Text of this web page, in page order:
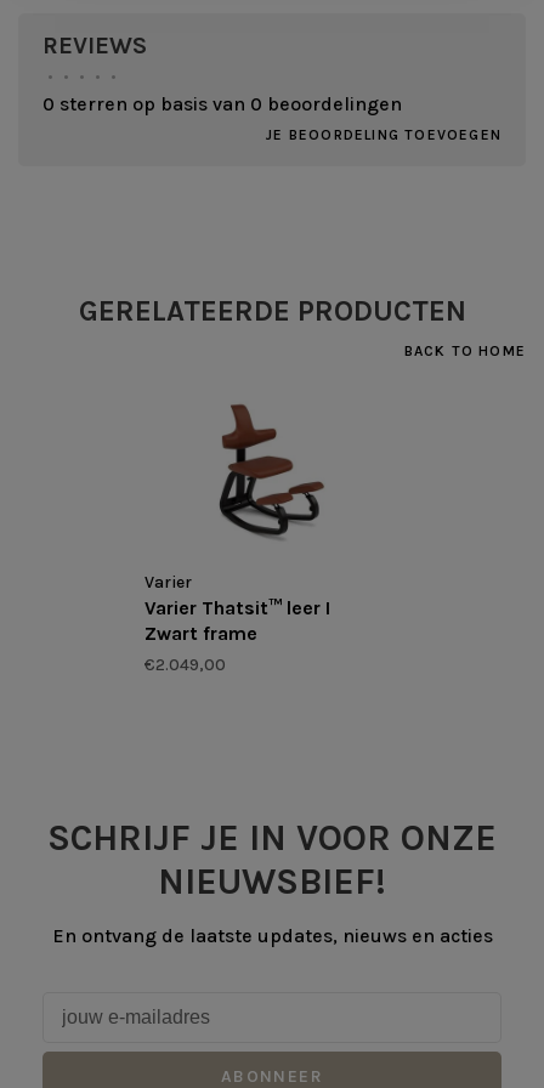
REVIEWS
• • • • •
0 sterren op basis van 0 beoordelingen
JE BEOORDELING TOEVOEGEN
GERELATEERDE PRODUCTEN
BACK TO HOME
Varier
Varier Thatsit™ leer I
Zwart frame
€2.049,00
SCHRIJF JE IN VOOR ONZE
NIEUWSBIEF!
En ontvang de laatste updates, nieuws en acties
ABONNEER